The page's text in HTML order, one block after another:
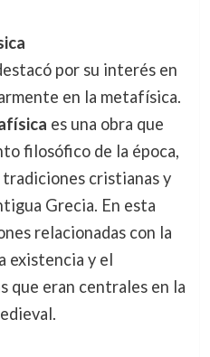
por su interés en
en la metafísica.
es una obra que
filosófico de la época,
cristianas y
Grecia. En esta
relacionadas con la
existencia y el
que eran centrales en la